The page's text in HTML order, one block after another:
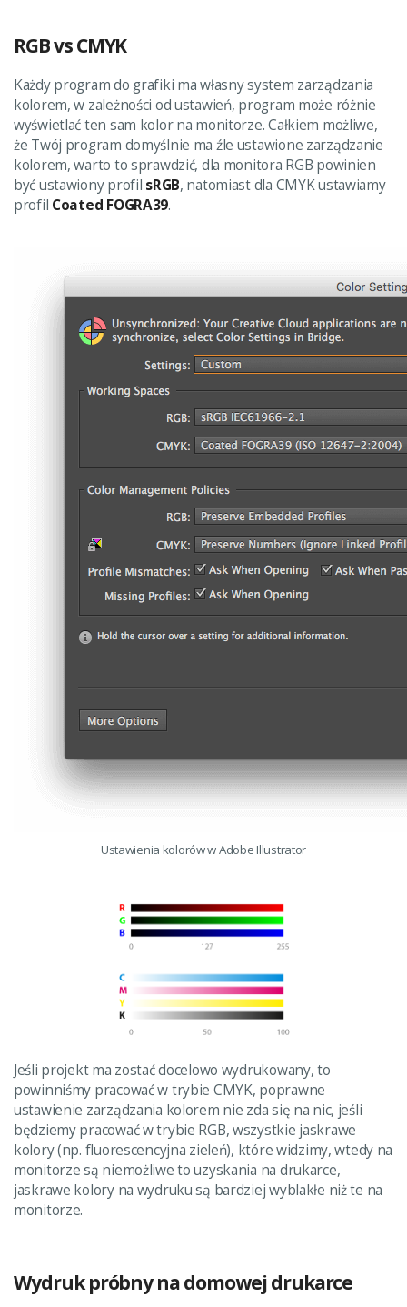
RGB vs CMYK
Każdy program do grafiki ma własny system zarządzania
kolorem, w zależności od ustawień, program może różnie
wyświetlać ten sam kolor na monitorze. Całkiem możliwe,
że Twój program domyślnie ma źle ustawione zarządzanie
kolorem, warto to sprawdzić, dla monitora RGB powinien
być ustawiony profil sRGB, natomiast dla CMYK ustawiamy
profil Coated FOGRA39.
Ustawienia kolorów w Adobe Illustrator
Jeśli projekt ma zostać docelowo wydrukowany, to
powinniśmy pracować w trybie CMYK, poprawne
ustawienie zarządzania kolorem nie zda się na nic, jeśli
będziemy pracować w trybie RGB, wszystkie jaskrawe
kolory (np. fluorescencyjna zieleń), które widzimy, wtedy na
monitorze są niemożliwe to uzyskania na drukarce,
jaskrawe kolory na wydruku są bardziej wyblakłe niż te na
monitorze.
Wydruk próbny na domowej drukarce